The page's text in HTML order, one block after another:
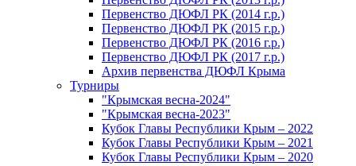
Первенство ДЮФЛ РК (2014 г.р.)
Первенство ДЮФЛ РК (2015 г.р.)
Первенство ДЮФЛ РК (2016 г.р.)
Первенство ДЮФЛ РК (2017 г.р.)
Архив первенства ДЮФЛ Крыма
Турниры
"Крымская весна-2024"
"Крымская весна-2023"
Кубок Главы Республики Крым – 2022
Кубок Главы Республики Крым – 2021
Кубок Главы Республики Крым – 2020